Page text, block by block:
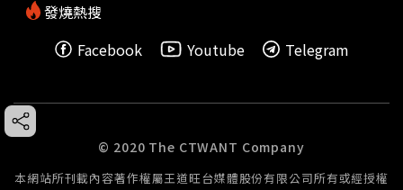
發燒熱搜
Facebook
Youtube Telegram
© 2020 The CTWANT Company
本網站所刊載內容著作權屬王道旺台媒體股份有限公司所有或經授權